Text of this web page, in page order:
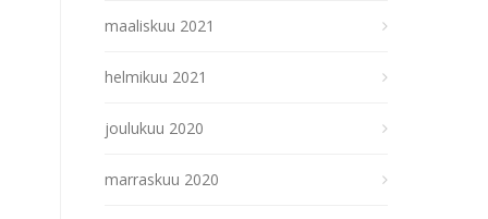
maaliskuu 2021
helmikuu 2021
joulukuu 2020
marraskuu 2020